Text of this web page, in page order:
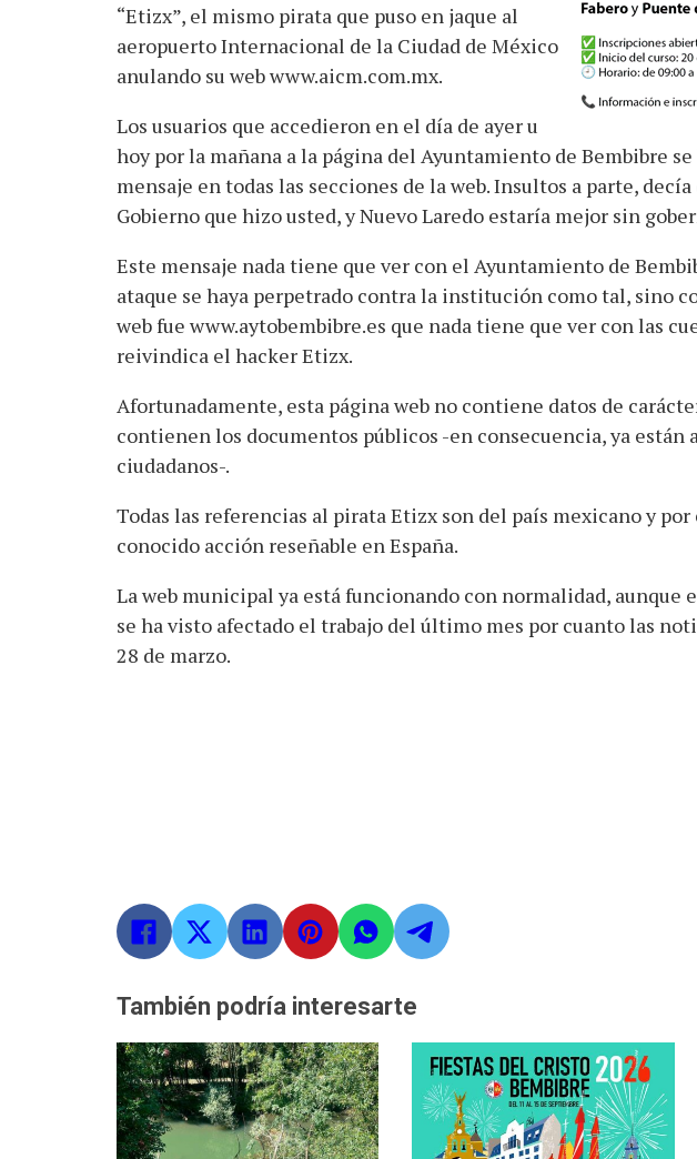
“Etizx”, el mismo pirata que puso en jaque al
aeropuerto Internacional de la Ciudad de México
anulando su web www.aicm.com.mx.
Los usuarios que accedieron en el día de ayer u
hoy por la mañana a la página del Ayuntamiento de Bembibre
mensaje en todas las secciones de la web. Insultos a parte,
Gobierno que hizo usted, y Nuevo Laredo estaría mejor sin
Este mensaje nada tiene que ver con el Ayuntamiento de
ataque se haya perpetrado contra la institución como tal, sino
web fue www.aytobembibre.es que nada tiene que ver con las
reivindica el hacker Etizx.
Afortunadamente, esta página web no contiene datos de
contienen los documentos públicos -en consecuencia, ya están
ciudadanos-.
Todas las referencias al pirata Etizx son del país mexicano y
conocido acción reseñable en España.
La web municipal ya está funcionando con normalidad, aunque
se ha visto afectado el trabajo del último mes por cuanto las
28 de marzo.
También podría interesarte